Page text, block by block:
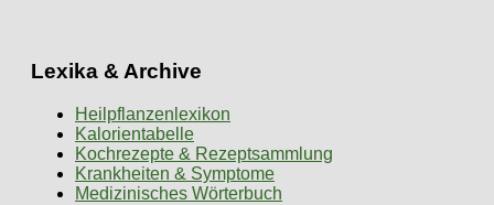
Lexika & Archive
Heilpflanzenlexikon
Kalorientabelle
Kochrezepte & Rezeptsammlung
Krankheiten & Symptome
Medizinisches Wörterbuch